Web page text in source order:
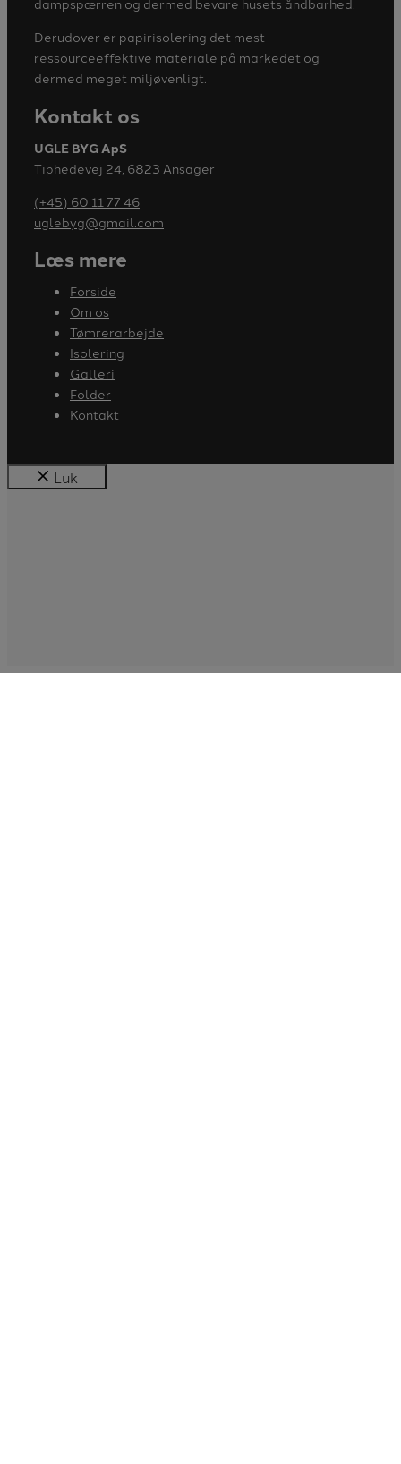
dampspærren og dermed bevare husets åndbarhed.
Derudover er papirisolering det mest
ressourceeffektive materiale på markedet og
dermed meget miljøvenligt.
Kontakt os
UGLE BYG ApS
Tiphedevej 24, 6823 Ansager
(+45) 60 11 77 46
uglebyg@gmail.com
Læs mere
Forside
Om os
Tømrerarbejde
Isolering
Galleri
Folder
Kontakt
Luk